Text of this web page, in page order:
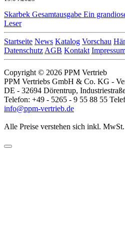
Skarbek Gesamtausgabe Ein
Leser
Startseite News Katalog Vorschau
Datenschutz AGB Kontakt
Copyright © 2026 PPM Vertrieb
PPM Vertriebs GmbH & Co. KG -
DE - 32694 Dörentrup,
Telefon: +49 - 5265 - 9 55 88 55
info@ppm-vertrieb.de
Alle Preise verstehen sich inkl. MwSt.